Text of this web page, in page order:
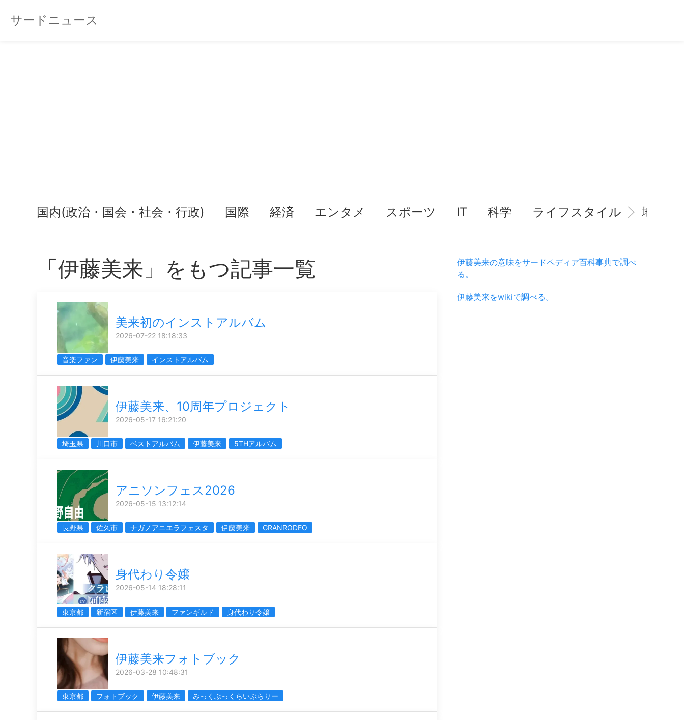
サードニュース
国内(政治・国会・社会・行政) 国際 経済 エンタメ スポーツ IT 科学 ライフスタイル 地域情
「伊藤美来」をもつ記事一覧
美来初のインストアルバム
2026-07-22 18:18:33
音楽ファン 伊藤美来 インストアルバム
伊藤美来、10周年プロジェクト
2026-05-17 16:21:20
埼玉県 川口市 ベストアルバム 伊藤美来 5THアルバム
アニソンフェス2026
2026-05-15 13:12:14
長野県 佐久市 ナガノアニエラフェスタ 伊藤美来 GRANRODEO
身代わり令嬢
2026-05-14 18:28:11
東京都 新宿区 伊藤美来 ファンギルド 身代わり令嬢
伊藤美来フォトブック
2026-03-28 10:48:31
東京都 フォトブック 伊藤美来 みっくぶっくらいぶらりー
伊藤美来の意味をサードペディア百科事典で調べ
る。
伊藤美来をwikiで調べる。